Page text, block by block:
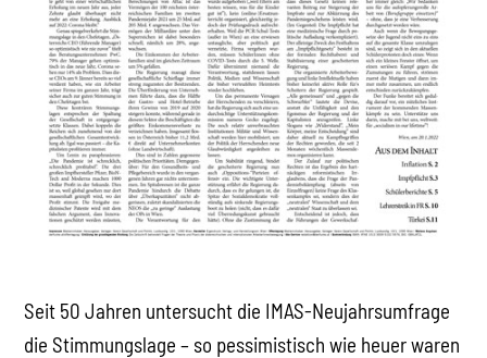
Seit 50 Jahren untersucht die IMAS-Neujahrsumfrage
die Stimmungslage – so pessimistisch wie heuer waren